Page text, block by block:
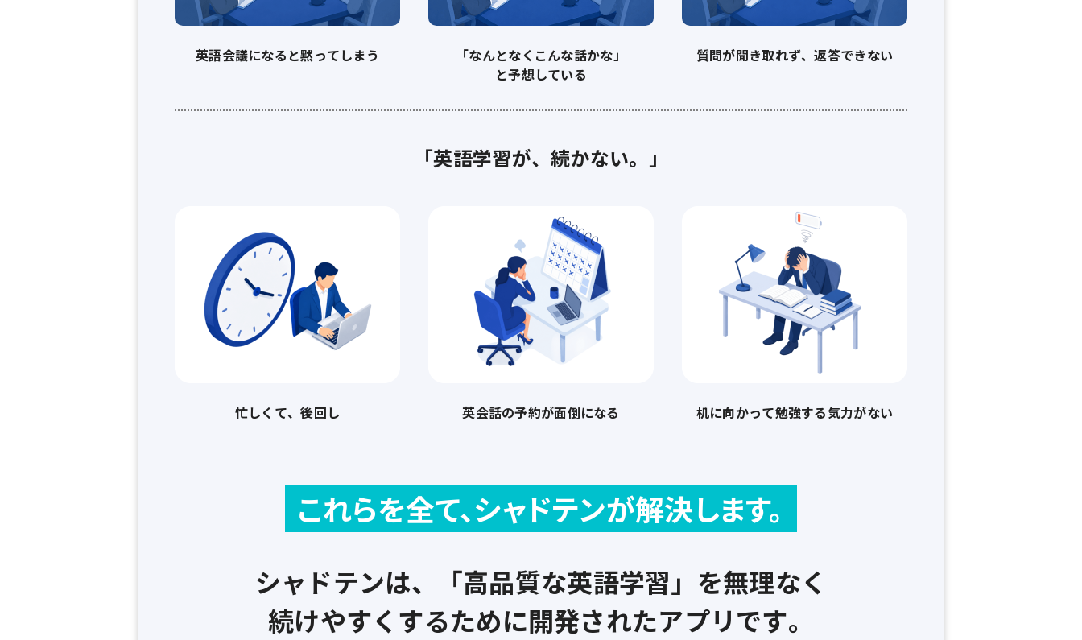
英語会議になると黙ってしまう
「なんとなくこんな話かな」
と予想している
質問が聞き取れず、返答できない
「英語学習が、続かない。」
忙しくて、後回し 英会話の予約が面倒になる 机に向かって勉強する気力がない
これらを全て、シャドテンが解決します。
シャドテンは、 「高品質な英語学習」を無理なく
続けやすくするために開発されたアプリです。